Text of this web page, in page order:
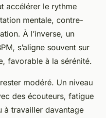
accélérer le rythme
mentale, contre-
À l’inverse, un
s’aligne souvent sur
favorable à la sérénité.
modéré. Un niveau
des écouteurs, fatigue
à travailler davantage